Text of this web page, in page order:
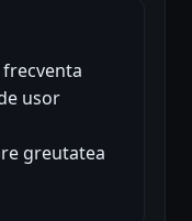
usor
greutatea